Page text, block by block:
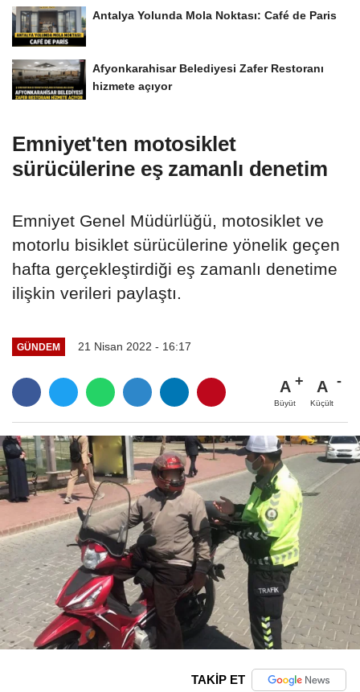
Antalya Yolunda Mola Noktası: Café de Paris
Afyonkarahisar Belediyesi Zafer Restoranı
hizmete açıyor
Emniyet'ten motosiklet
sürücülerine eş zamanlı denetim
Emniyet Genel Müdürlüğü, motosiklet ve
motorlu bisiklet sürücülerine yönelik geçen
hafta gerçekleştirdiği eş zamanlı denetime
ilişkin verileri paylaştı.
GÜNDEM 21 Nisan 2022 - 16:17
A
Büyüt
A
Küçült
TAKİP ET